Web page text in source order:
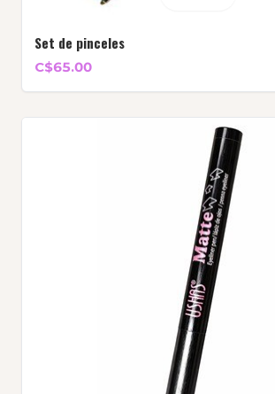
Set de pinceles
C$65.00